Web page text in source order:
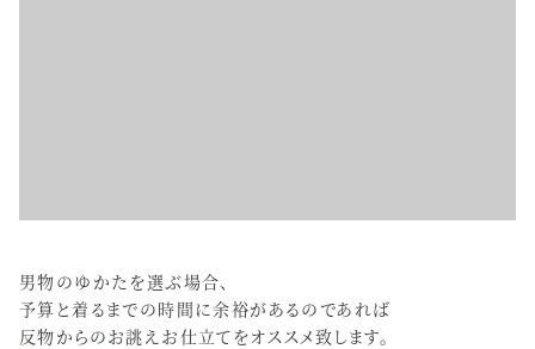
男物のゆかたを選ぶ場合、
予算と着るまでの時間に余裕があるのであれば
反物からのお誂えお仕立てをオススメ致します。